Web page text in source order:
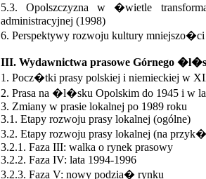
5.3. Opolszczyzna w �wietle
administracyjnej (1998)
6. Perspektywy rozwoju kultury mniejszo�ci
III. Wydawnictwa prasowe Górnego
1. Pocz�tki prasy polskiej i niemieckiej w
2. Prasa na �l�sku Opolskim do 1945 i w
3. Zmiany w prasie lokalnej po 1989 roku
3.1. Etapy rozwoju prasy lokalnej (ogólne)
3.2. Etapy rozwoju prasy lokalnej (na
3.2.1. Faza III: walka o rynek prasowy
3.2.2. Faza IV: lata 1994-1996
3.2.3. Faza V: nowy podzia� rynku